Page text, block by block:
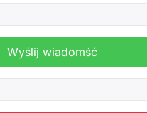
Wyślij wiadomść